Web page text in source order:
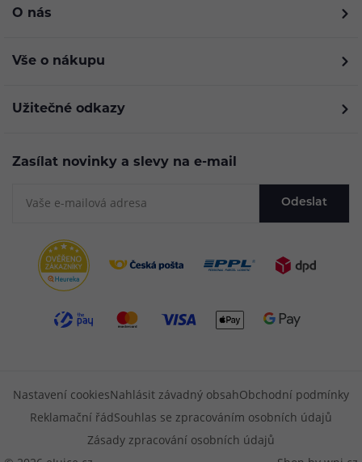
O nás
Vše o nákupu
Užitečné odkazy
Zasílat novinky a slevy na e-mail
Odeslat
Nastavení cookiesNahlásit závadný obsahObchodní podmínky
Reklamační řádSouhlas se zpracováním osobních údajů
Zásady zpracování osobních údajů